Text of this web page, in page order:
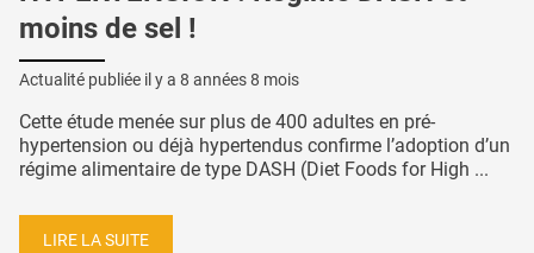
moins de sel !
Actualité publiée il y a 8 années 8 mois
Cette étude menée sur plus de 400 adultes en pré-
hypertension ou déjà hypertendus confirme l’adoption d’un
régime alimentaire de type DASH (Diet Foods for High ...
LIRE LA SUITE